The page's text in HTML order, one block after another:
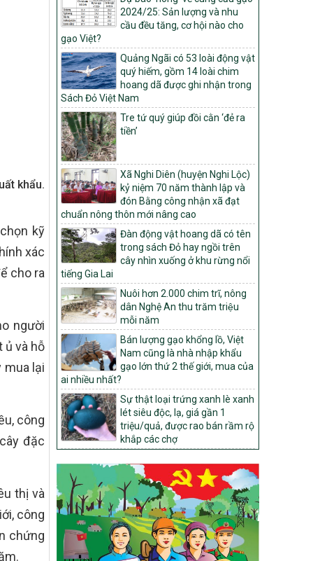
khẩu.
kỹ
xác
cho ra
người
ủ và hỗ
mua lại
công
đặc
thị và
công
chứng
Môi trường
Quyết định số: 26/2026/QĐ-TTg
Quyết định ban hành Bộ tiêu chí và quy
trình đánh giá, phân hạng sản phẩm Mỗi
xã một sản phẩm
số: 19/2026/QĐ-TTg
Quy định điều kiện, trình tự, thủ tục, hồ sơ
xét, công nhận, công bố và thu hồi quyết
định công nhận xã đạt chuẩn nông thôn
mới, xã đạt nông thôn mới hiện đại và
tỉnh, thành phố hoàn thành nhiệm vụ xây
dựng nông thôn mới giai đoạn 2026 –
2030
Quyết định số 16/2026/QĐ-TTg
Quy định nguyên tắc, tiêu chí, định mức
phân bổ ngân sách trung ương và tỉ lệ
vốn đối ứng ngân sách của địa phương
thực hiện Chương trình mục tiêu quốc gia
xây dựng nông thôn mới, giảm nghèo
bền vững và phát triển kinh tế – xã hội
vùng đồng bào dân tộc thiểu số và miền
núi giai đoạn 2026 – 2030
1451/QĐ-UBND
Phê duyệt danh sách các xã thuộc nhóm
1, nhóm 2, nhóm 3 trong xây dựng nông
thôn mới giai đoạn 2026-2030 trên địa
bàn tỉnh Nghệ An
103/PTNT-NTM
Về việc đăng ký thực hiện Dự án liên kết
theo chuỗi giá trị thuộc Dự án 2 –
Chương trình Mục tiêu quốc gia Giảm
được kéo dài sang năm 2026
827/QĐ-BNNMT
Quyết định Ban hành Kế hoạch triển khai
thực hiện Chương trình mục tiêu quốc gia
xây dựng nông thôn mới, giảm nghèo
bền vững và phát triển kinh tế – xã hội
2024/25: Sản lượng và nhu
cầu đều tăng, cơ hội nào cho
gạo Việt?
Quảng Ngãi có 53 loài động vật
quý hiếm, gồm 14 loài chim
hoang dã được ghi nhận trong
Sách Đỏ Việt Nam
Tre tứ quý giúp đồi cằn ‘đẻ ra
tiền’
Xã Nghi Diên (huyện Nghi Lộc)
kỷ niệm 70 năm thành lập và
đón Bằng công nhận xã đạt
chuẩn nông thôn mới nâng cao
Đàn động vật hoang dã có tên
trong sách Đỏ hay ngồi trên
cây nhìn xuống ở khu rừng nổi
tiếng Gia Lai
Nuôi hơn 2.000 chim trĩ, nông
dân Nghệ An thu trăm triệu
mỗi năm
Bán lượng gạo khổng lồ, Việt
Nam cũng là nhà nhập khẩu
gạo lớn thứ 2 thế giới, mua của
ai nhiều nhất?
Sự thật loại trứng xanh lè xanh
lét siêu độc, lạ, giá gần 1
triệu/quả, được rao bán rầm rộ
khắp các chợ